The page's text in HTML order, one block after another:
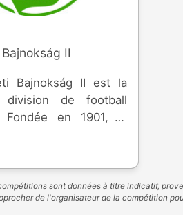
Bajnokság II
Bajnokság II est la
division de football
Fondée en 1901, la
à la coupe nationale
dans l'élite.
sont données à titre indicatif,
de l'organisateur de la compétition